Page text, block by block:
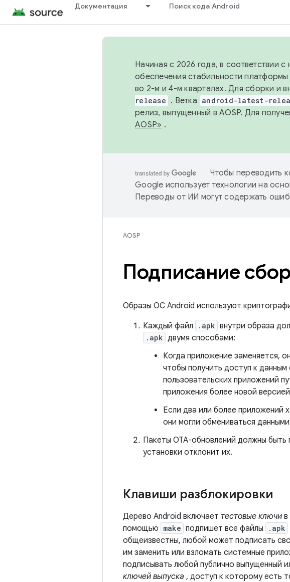
Документация Поиск кода Android
Начиная с 2026 года, в соответствии
обеспечения стабильности
во 2-м и 4-м кварталах. Для сборки и
release . Ветка android-latest-
релиз, выпущенный в AOSP. Для
AOSP» .
Чтобы переводить
Google использует технологии на
Переводы от ИИ могут содержать
AOSP
Подписание
Образы ОС Android используют
Каждый файл
.apk внутри образа
.apk двумя способами:
Когда приложение заменяется,
чтобы получить доступ к
пользовательских приложений
приложения более новой
Если два или более приложений
они могли обмениваться
Пакеты OTA-обновлений должны
установки отклонит их.
Клавиши разблокировки
Дерево Android включает тестовые ключи в
помощью make подпишет все файлы .apk
общеизвестны, любой может подписать
им заменить или взломать системные
подписывать любой публично выпущенный
ключей выпуска , доступ к которому есть